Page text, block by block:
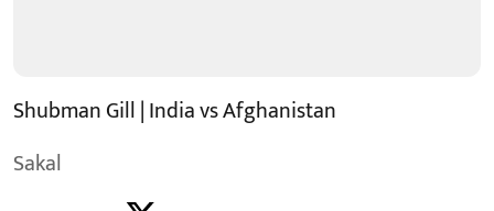
Shubman Gill | India vs Afghanistan
Sakal